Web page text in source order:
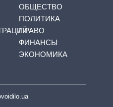
ОБЩЕСТВО
ПОЛИТИКА
ПРАВО
ФИНАНСЫ
ЭКОНОМИКА